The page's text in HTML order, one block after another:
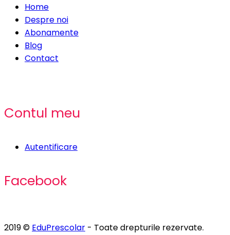
Home
Despre noi
Abonamente
Blog
Contact
Contul meu
Autentificare
Facebook
2019 © EduPrescolar - Toate drepturile rezervate.